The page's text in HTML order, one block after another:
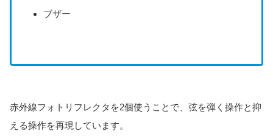
ブザー
赤外線フォトリフレクタを2個使うことで、弦を弾く操作と抑
える操作を再現しています。